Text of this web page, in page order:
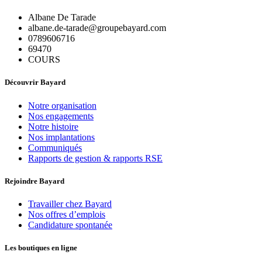
Albane De Tarade
albane.de-tarade@groupebayard.com
0789606716
69470
COURS
Découvrir Bayard
Notre organisation
Nos engagements
Notre histoire
Nos implantations
Communiqués
Rapports de gestion & rapports RSE
Rejoindre Bayard
Travailler chez Bayard
Nos offres d’emplois
Candidature spontanée
Les boutiques en ligne